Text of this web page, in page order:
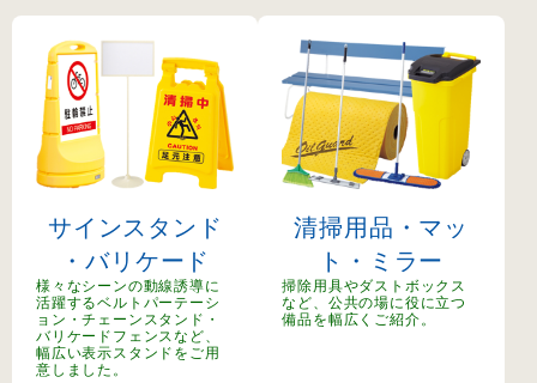
サインスタンド
・バリケード
様々なシーンの動線誘導に
活躍するベルトパーテーシ
ョン・チェーンスタンド・
バリケードフェンスなど、
幅広い表示スタンドをご用
意しました。
清掃用品・マッ
ト・ミラー
掃除用具やダストボックス
など、公共の場に役に立つ
備品を幅広くご紹介。